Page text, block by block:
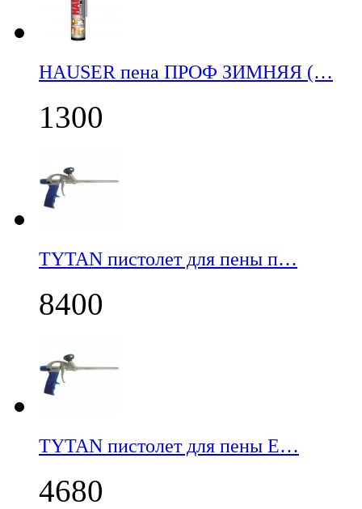
НАUSER пена ПРОФ ЗИМНЯЯ (…
1300
TYTAN пистолет для пены п…
8400
TYTAN пистолет для пены E…
4680